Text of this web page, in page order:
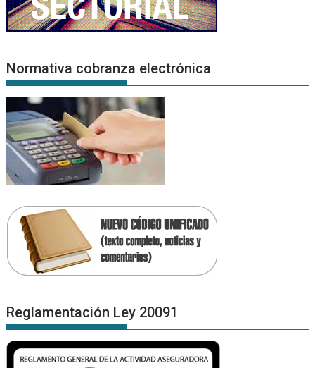
Normativa cobranza electrónica
Reglamentación Ley 20091